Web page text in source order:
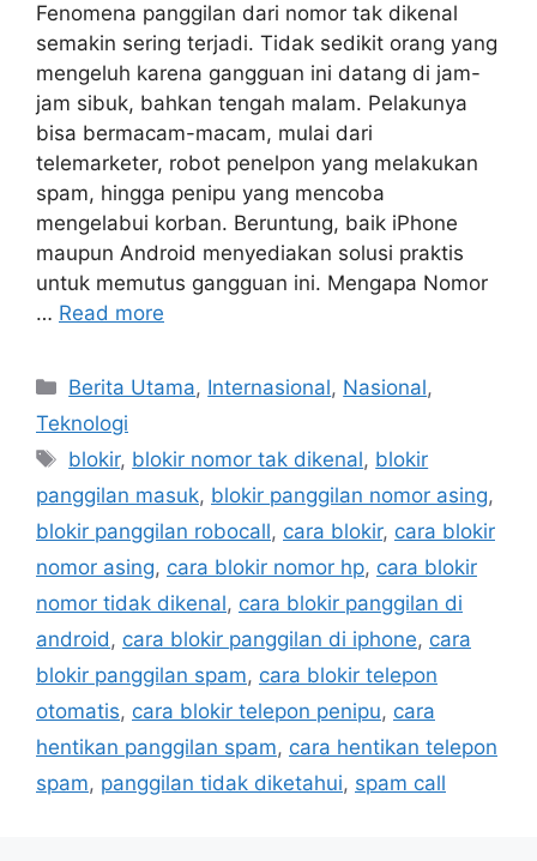
Fenomena panggilan dari nomor tak dikenal
semakin sering terjadi. Tidak sedikit orang yang
mengeluh karena gangguan ini datang di jam-
jam sibuk, bahkan tengah malam. Pelakunya
bisa bermacam-macam, mulai dari
telemarketer, robot penelpon yang melakukan
spam, hingga penipu yang mencoba
mengelabui korban. Beruntung, baik iPhone
maupun Android menyediakan solusi praktis
untuk memutus gangguan ini. Mengapa Nomor
… Read more
C
a
e
g
o
r
i
s
Berita Utama, Internasional, Nasional,
Teknologi
T
a
g
s
blokir, blokir nomor tak dikenal, blokir
panggilan masuk, blokir panggilan nomor asing,
blokir panggilan robocall, cara blokir, cara blokir
nomor asing, cara blokir nomor hp, cara blokir
nomor tidak dikenal, cara blokir panggilan di
android, cara blokir panggilan di iphone, cara
blokir panggilan spam, cara blokir telepon
otomatis, cara blokir telepon penipu, cara
hentikan panggilan spam, cara hentikan telepon
spam, panggilan tidak diketahui, spam call